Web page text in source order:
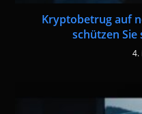
Kryptobetrug auf
schützen
4.